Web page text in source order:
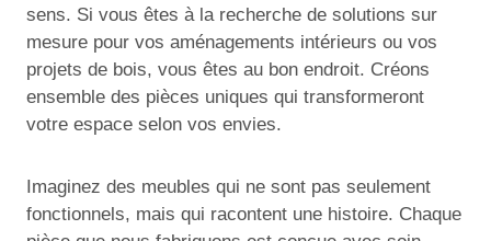
sens. Si vous êtes à la recherche de solutions sur
mesure pour vos aménagements intérieurs ou vos
projets de bois, vous êtes au bon endroit. Créons
ensemble des pièces uniques qui transformeront
votre espace selon vos envies.
Imaginez des meubles qui ne sont pas seulement
fonctionnels, mais qui racontent une histoire. Chaque